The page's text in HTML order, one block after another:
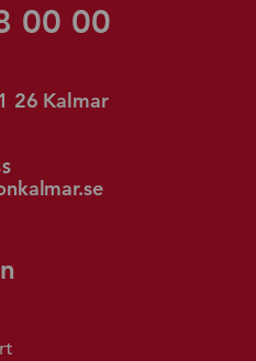
00 00
26 Kalmar